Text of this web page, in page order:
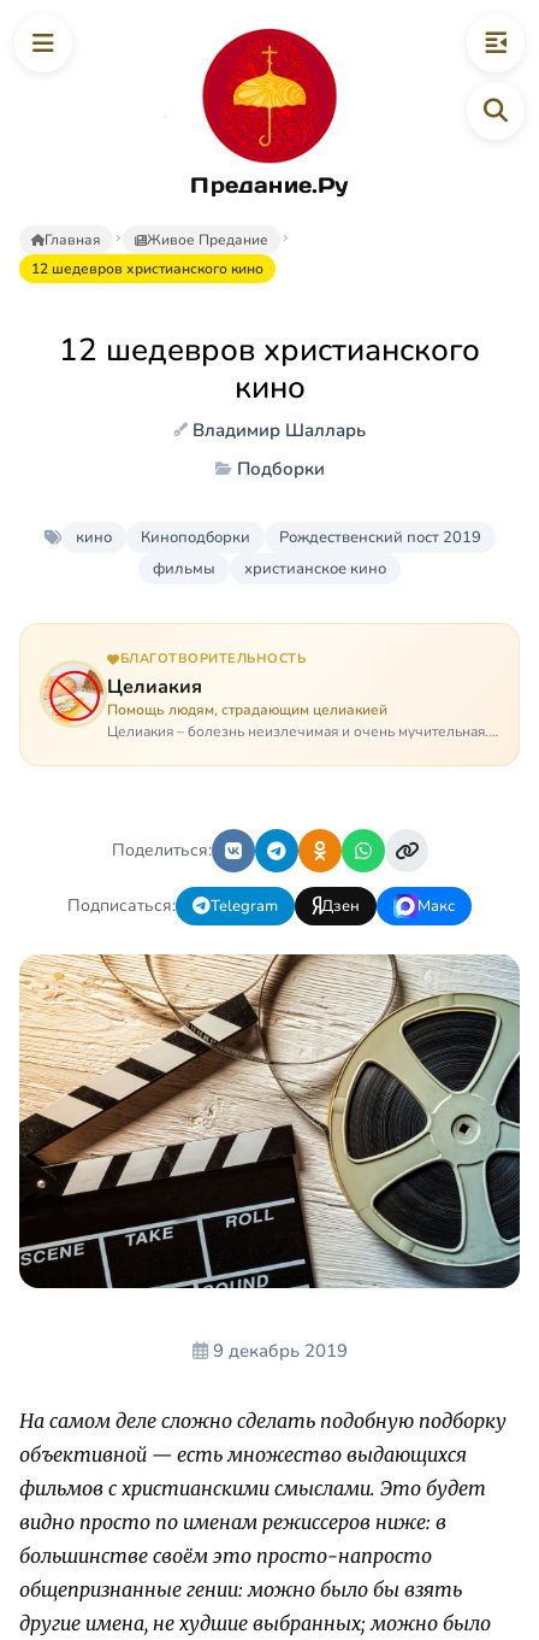
Предание.Ру
Главная
Живое Предание
12 шедевров христианского кино
12 шедевров христианского
кино
Владимир Шалларь
Подборки
кино Киноподборки
Рождественский пост 2019
фильмы
христианское кино
БЛАГОТВОРИТЕЛЬНОСТЬ
Целиакия
Помощь людям, страдающим целиакией
Целиакия – болезнь неизлечимая и очень мучительная.
целиакией страдает в одиночестве, не представляя
Поделиться:
Подписаться: Telegram Дзен Макс
9 декабрь 2019
На самом деле сложно сделать подобную подборку
объективной — есть множество выдающихся
фильмов с христианскими смыслами. Это будет
видно просто по именам режиссеров ниже: в
большинстве своём это просто-напросто
общепризнанные гении: можно было бы взять
другие имена, не худшие выбранных; можно было